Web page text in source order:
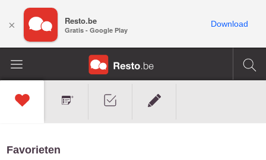
Favorieten
× Resto.be
Gratis - Google Play
Download